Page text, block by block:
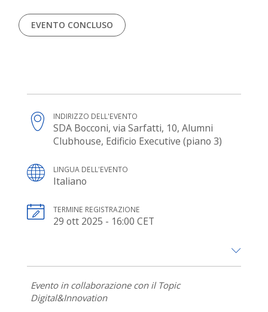
EVENTO CONCLUSO
INDIRIZZO DELL'EVENTO
SDA Bocconi, via Sarfatti, 10, Alumni
Clubhouse, Edificio Executive (piano 3)
LINGUA DELL'EVENTO
Italiano
TERMINE REGISTRAZIONE
29 ott 2025 - 16:00 CET
Evento in collaborazione con il Topic
Digital&Innovation